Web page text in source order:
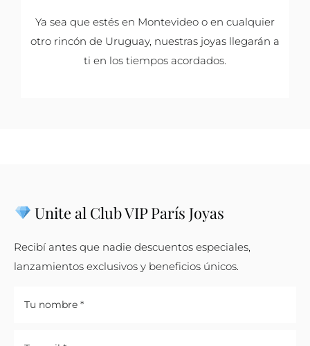
Ya sea que estés en Montevideo o en cualquier
otro rincón de Uruguay, nuestras joyas llegarán a
ti en los tiempos acordados.
Unite al Club VIP París Joyas
Recibí antes que nadie descuentos especiales,
lanzamientos exclusivos y beneficios únicos.